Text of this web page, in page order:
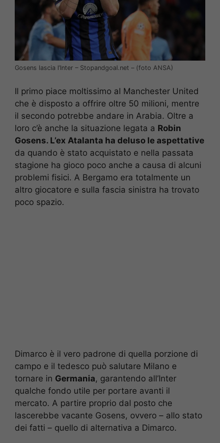
Gosens lascia l’Inter – Stopandgoal.net – (foto ANSA)
Il primo piace moltissimo al Manchester United
che è disposto a offrire oltre 50 milioni, mentre
il secondo potrebbe andare in Arabia. Oltre a
loro c’è anche la situazione legata a Robin
Gosens. L’ex Atalanta ha deluso le aspettative
da quando è stato acquistato e nella passata
stagione ha gioco poco anche a causa di alcuni
problemi fisici. A Bergamo era totalmente un
altro giocatore e sulla fascia sinistra ha trovato
poco spazio.
Dimarco è il vero padrone di quella porzione di
campo e il tedesco può salutare Milano e
tornare in Germania, garantendo all’Inter
qualche fondo utile per portare avanti il
mercato. A partire proprio dal posto che
lascerebbe vacante Gosens, ovvero – allo stato
dei fatti – quello di alternativa a Dimarco.